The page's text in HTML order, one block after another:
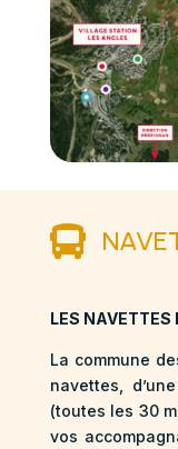

LES NAVETTES
La commune
navettes,
(toutes les 30
vos